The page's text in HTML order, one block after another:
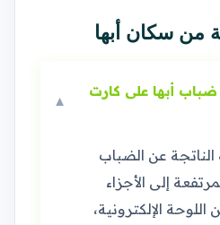
من سكان أبها
أبها على كارت
▼
عن الضباب
إلى الأجزاء
الإلكترونية،